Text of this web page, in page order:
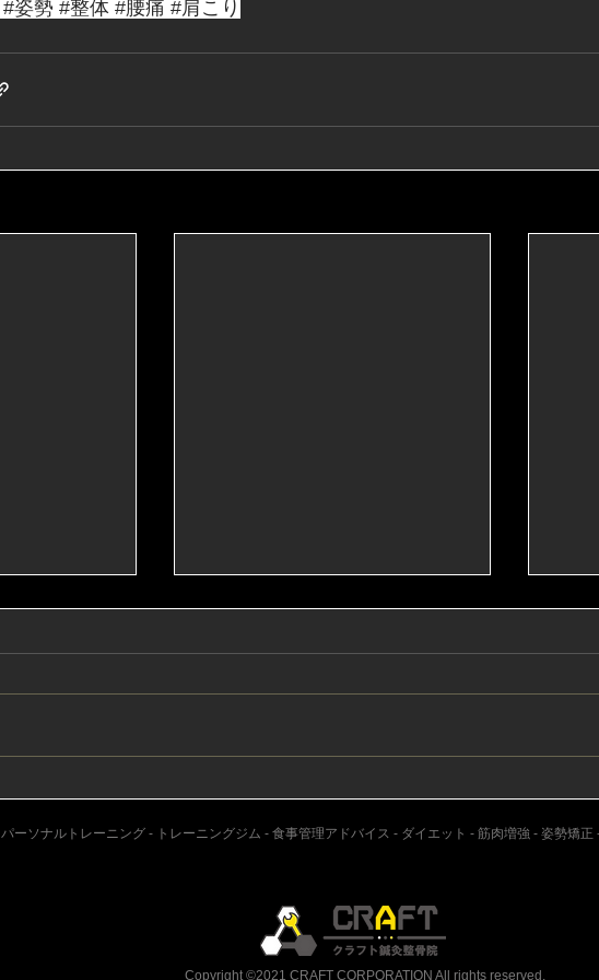
#姿勢 #整体 #腰痛 #肩こり
パーソナルトレーニング - トレーニングジム - 食事管理アドバイス - ダイエット - 筋肉増強 - 姿勢矯正
Copyright ©2021 CRAFT CORPORATION All rights reserved.